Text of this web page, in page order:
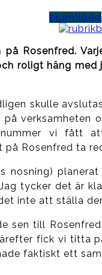
b(arn)logg
Rosenfred.
roligt häng
skulle
vi fått
Rosenfred ta
nosning)
tycker det är
inte att ställa
sen till
fick vi titta
faktiskt ett